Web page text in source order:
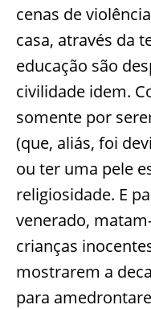
cenas de
casa, através da
educação são
civilidade idem.
somente por
(que, aliás, foi
ou ter uma pele
religiosidade. E
venerado,
crianças
mostrarem a
para